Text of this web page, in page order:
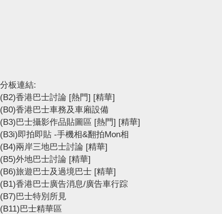
分板連結:
(B2)香港巴士討論 [熱門] [精華]
(B0)香港巴士車務及車廂設備
(B3)巴士攝影作品貼圖區 [熱門] [精華]
(B3i)即拍即貼 -手機相&翻拍Mon相
(B4)兩岸三地巴士討論 [精華]
(B5)外地巴士討論 [精華]
(B6)旅遊巴士及過境巴士 [精華]
(B1)香港巴士廣告消息/廣告車行踪
(B7)巴士特別所見
(B11)巴士精華區